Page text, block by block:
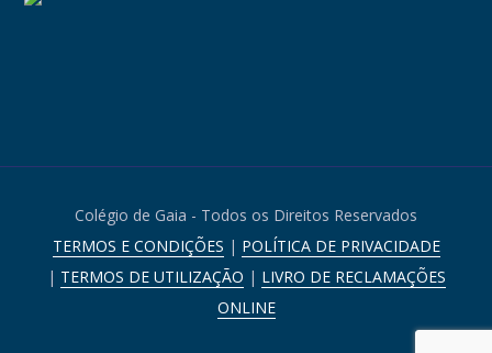
Colégio de Gaia - Todos os Direitos Reservados
TERMOS E CONDIÇÕES | POLÍTICA DE PRIVACIDADE
| TERMOS DE UTILIZAÇÃO | LIVRO DE RECLAMAÇÕES
ONLINE